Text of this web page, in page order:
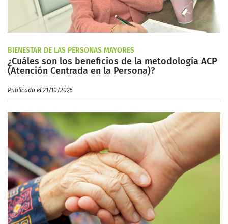
BIENESTAR DE LAS PERSONAS MAYORES
¿Cuáles son los beneficios de la metodología ACP
(Atención Centrada en la Persona)?
Publicado el 21/10/2025